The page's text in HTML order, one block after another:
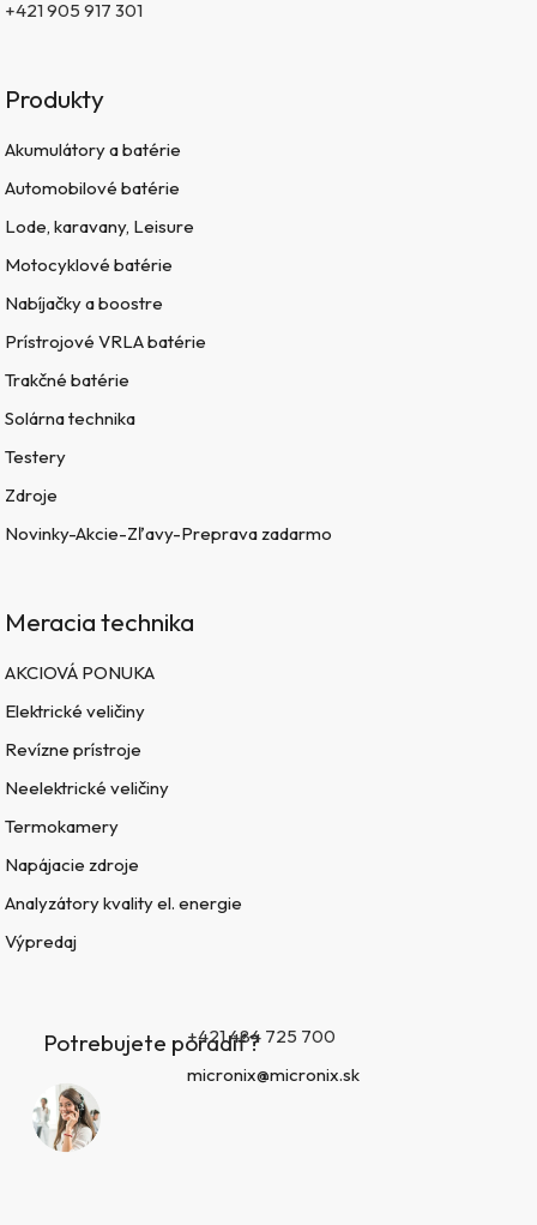
+421 905 917 301
Produkty
Akumulátory a batérie
Automobilové batérie
Lode, karavany, Leisure
Motocyklové batérie
Nabíjačky a boostre
Prístrojové VRLA batérie
Trakčné batérie
Solárna technika
Testery
Zdroje
Novinky-Akcie-Zľavy-Preprava zadarmo
Meracia technika
AKCIOVÁ PONUKA
Elektrické veličiny
Revízne prístroje
Neelektrické veličiny
Termokamery
Napájacie zdroje
Analyzátory kvality el. energie
Výpredaj
Potrebujete poradiť?+421 484 725 700
micronix@micronix.sk